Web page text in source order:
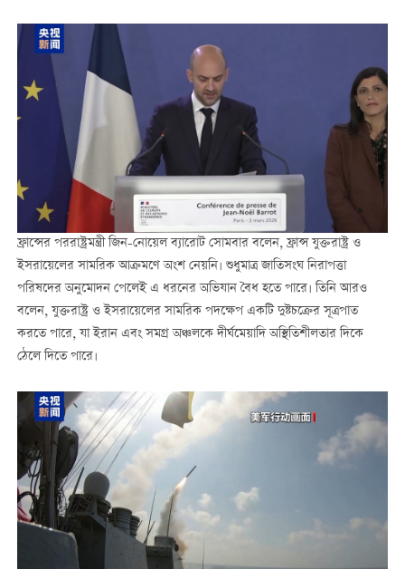
ফ্রান্সের পররাষ্ট্রমন্ত্রী জিন-নোয়েল ব্যারোট সোমবার বলেন, ফ্রান্স যুক্তরাষ্ট্র ও
ইসরায়েলের সামরিক আক্রমণে অংশ নেয়নি। শুধুমাত্র জাতিসংঘ নিরাপত্তা
পরিষদের অনুমোদন পেলেই এ ধরনের অভিযান বৈধ হতে পারে। তিনি আরও
বলেন, যুক্তরাষ্ট্র ও ইসরায়েলের সামরিক পদক্ষেপ একটি দুষ্টচক্রের সূত্রপাত
করতে পারে, যা ইরান এবং সমগ্র অঞ্চলকে দীর্ঘমেয়াদি অস্থিতিশীলতার দিকে
ঠেলে দিতে পারে।